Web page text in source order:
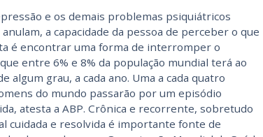
e os demais problemas psiquiátricos
a capacidade da pessoa de perceber o que
é encontrar uma forma de interromper o
entre 6% e 8% da população mundial terá ao
algum grau, a cada ano. Uma a cada quatro
do mundo passarão por um episódio
atesta a ABP. Crônica e recorrente, sobretudo
cuidada e resolvida é importante fonte de